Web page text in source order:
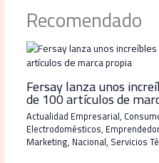
Recomendado
Fersay lanza unos
de 100 artículos de
Actualidad Empresarial,
Electrodomésticos,
Marketing, Nacional, Servicios